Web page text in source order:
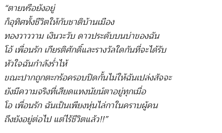
“ตายหรือยังอยู่
ก็อุทิศทั้งชีวิตให้กับชาติบ้านเมือง
ทองวาววาม เงินวะวับ ดาวประดับบนบ่าของฉัน
โอ้ เพื่อนรัก เกียรติศักดิ์และรางวัลใดกันที่จะได้รับ
หัวใจฉันกำลังร่ำไห้
ขณะปากถูกตะกร้อครอบปิดกั้นไม่ให้ฉันเปล่งสัจจะ
ยังมีความจริงที่เสียดแทงนัยน์ตาอยู่ทุกเมื่อ
โอ เพื่อนรัก ฉันเป็นเพียงหุ่นไล่กาในคราบผู้คน
ถึงยังอยู่ต่อไป แต่ไร้ชีวิตแล้ว!!”